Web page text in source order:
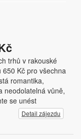
trhů v rakouské
Kč pro všechna
romantika,
neodolatelná vůně,
se unést
Detail zájezdu